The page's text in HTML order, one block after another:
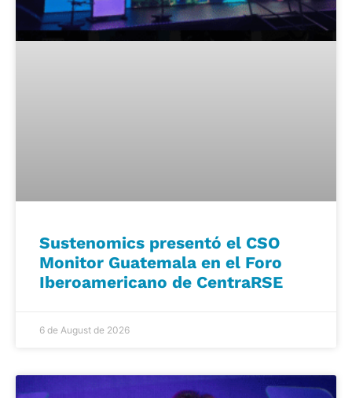
Sustenomics presentó el CSO
Monitor Guatemala en el Foro
Iberoamericano de CentraRSE
6 de August de 2026